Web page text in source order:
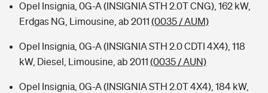
Opel Insignia, 0G-A (INSIGNIA STH 2.0T CNG), 162 kW,
Erdgas NG, Limousine, ab 2011 (0035 / AUM)
Opel Insignia, 0G-A (INSIGNIA STH 2.0 CDTI 4X4), 118
kW, Diesel, Limousine, ab 2011 (0035 / AUN)
Opel Insignia, 0G-A (INSIGNIA STH 2.0T 4X4), 184 kW,